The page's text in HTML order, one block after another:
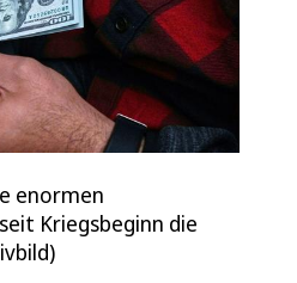
enormen
Kriegsbeginn die